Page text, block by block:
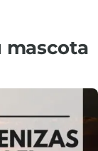
mascota